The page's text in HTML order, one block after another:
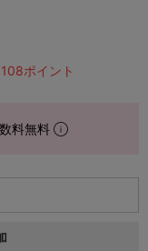
108ポイント
料無料